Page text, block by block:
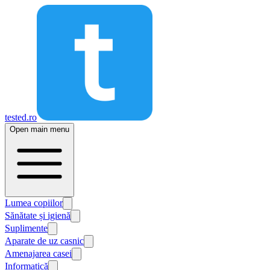
tested.ro
Open main menu
Lumea copiilor
Sănătate și igienă
Suplimente
Aparate de uz casnic
Amenajarea casei
Informatică